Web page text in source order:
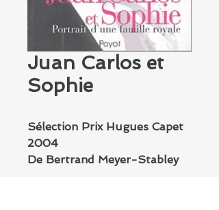
Juan Carlos et
Sophie
Sélection Prix Hugues Capet
2004
De Bertrand Meyer-Stabley